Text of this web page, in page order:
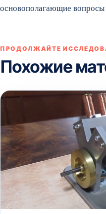
основополагающие вопросы
ПРОДОЛЖАЙТЕ
Похожие